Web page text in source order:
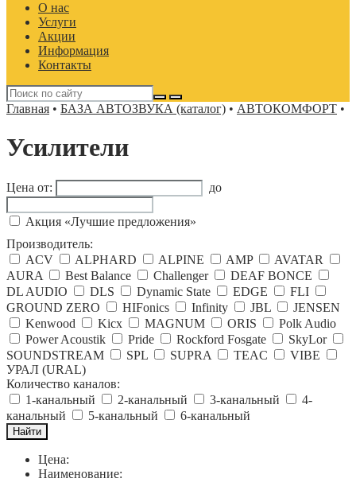
О нас
Услуги
Акции
Информация
Контакты
Главная • БАЗА АВТОЗВУКА (каталог) • АВТОКОМФОРТ •
Усилители
Цена от: до
Акция «Лучшие предложения»
Производитель:
ACV
ALPHARD ALPINE AMP
AVATAR
AURA
Best Balance Challenger
DEAF BONCE
DL AUDIO
DLS Dynamic State EDGE
FLI
GROUND ZERO
HIFonics Infinity JBL
JENSEN
Kenwood
Kicx MAGNUM ORIS
Polk Audio
Power Acoustik
Pride Rockford Fosgate
SkyLor
SOUNDSTREAM
SPL SUPRA TEAC
VIBE
УРАЛ (URAL)
Количество каналов:
1-канальный
2-канальный 3-канальный
4-
канальный
5-канальный 6-канальный
Цена:
Наименование: